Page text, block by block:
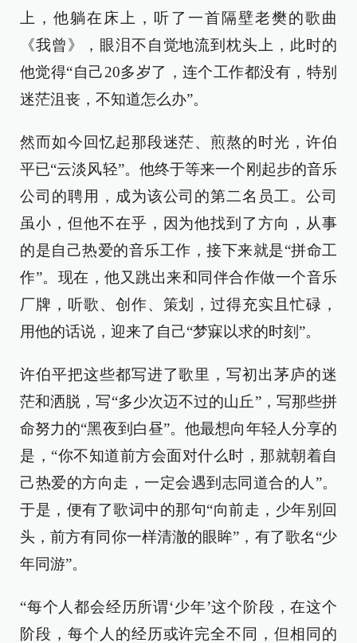
上，他躺在床上，听了一首隔壁老樊的歌曲
《我曾》，眼泪不自觉地流到枕头上，此时的
他觉得“自己20多岁了，连个工作都没有，特别
迷茫沮丧，不知道怎么办”。
然而如今回忆起那段迷茫、煎熬的时光，许伯
平已“云淡风轻”。他终于等来一个刚起步的音乐
公司的聘用，成为该公司的第二名员工。公司
虽小，但他不在乎，因为他找到了方向，从事
的是自己热爱的音乐工作，接下来就是“拼命工
作”。现在，他又跳出来和同伴合作做一个音乐
厂牌，听歌、创作、策划，过得充实且忙碌，
用他的话说，迎来了自己“梦寐以求的时刻”。
许伯平把这些都写进了歌里，写初出茅庐的迷
茫和洒脱，写“多少次迈不过的山丘”，写那些拼
命努力的“黑夜到白昼”。他最想向年轻人分享的
是，“你不知道前方会面对什么时，那就朝着自
己热爱的方向走，一定会遇到志同道合的人”。
于是，便有了歌词中的那句“向前走，少年别回
头，前方有同你一样清澈的眼眸”，有了歌名“少
年同游”。
“每个人都会经历所谓‘少年’这个阶段，在这个
阶段，每个人的经历或许完全不同，但相同的